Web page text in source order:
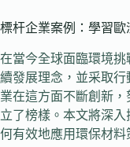
標杆企業案例：學習
在當今全球面臨環境
續發展理念，並采取
業在這方面不斷創新
立了榜樣。本文將深
何有效地應用環保材料